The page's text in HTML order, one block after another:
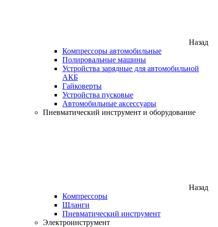
Назад
Компрессоры автомобильные
Полировальные машины
Устройства зарядные для автомобильной
АКБ
Гайковерты
Устройства пусковые
Автомобильные аксессуары
Пневматический инструмент и оборудование
Назад
Компрессоры
Шланги
Пневматический инструмент
Электроинструмент